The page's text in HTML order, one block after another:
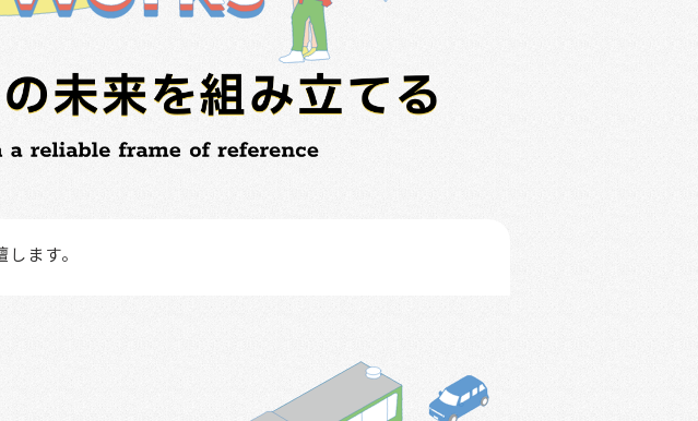
ます。